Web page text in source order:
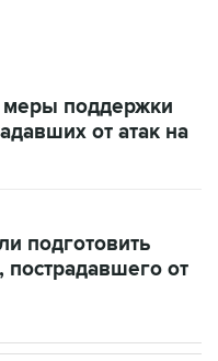
поддержки
от атак на
подготовить
от